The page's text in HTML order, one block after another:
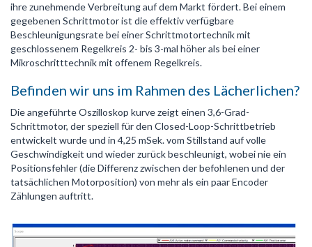
ihre zunehmende Verbreitung auf dem Markt fördert. Bei einem
gegebenen Schrittmotor ist die effektiv verfügbare
Beschleunigungsrate bei einer Schrittmotortechnik mit
geschlossenem Regelkreis 2- bis 3-mal höher als bei einer
Mikroschritttechnik mit offenem Regelkreis.
Befinden wir uns im Rahmen des Lächerlichen?
Die angeführte Oszilloskop kurve zeigt einen 3,6-Grad-
Schrittmotor, der speziell für den Closed-Loop-Schrittbetrieb
entwickelt wurde und in 4,25 mSek. vom Stillstand auf volle
Geschwindigkeit und wieder zurück beschleunigt, wobei nie ein
Positionsfehler (die Differenz zwischen der befohlenen und der
tatsächlichen Motorposition) von mehr als ein paar Encoder
Zählungen auftritt.